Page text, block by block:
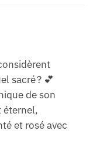
sacré ? 💕
de son
éternel,
et rosé avec